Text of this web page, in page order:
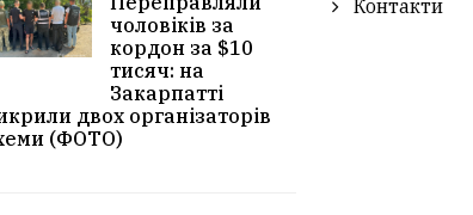
чоловіків за
кордон за $10
тисяч: на
Закарпатті
двох організаторів
(ФОТО)
Контакти